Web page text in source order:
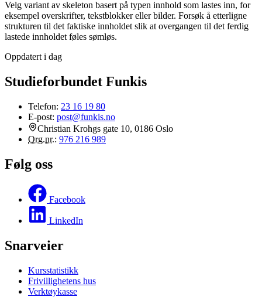
Velg variant av skeleton basert på typen innhold som lastes inn, for
eksempel overskrifter, tekstblokker eller bilder. Forsøk å etterligne
strukturen til det faktiske innholdet slik at overgangen til det ferdig
lastede innholdet føles sømløs.
Oppdatert i dag
Studieforbundet Funkis
Telefon: 23 16 19 80
E-post: post@funkis.no
Christian Krohgs gate 10, 0186 Oslo
Org.nr.: 976 216 989
Følg oss
Facebook
LinkedIn
Snarveier
Kursstatistikk
Frivillighetens hus
Verktøykasse